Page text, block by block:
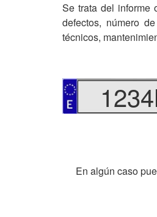
Se trata del informe
defectos, número
técnicos,
En algún caso